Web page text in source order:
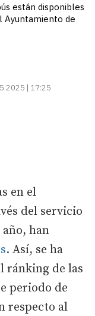
están disponibles
Ayuntamiento de
| 17:25
en el
del servicio
han
. Así, se ha
ránking de las
periodo de
respecto al